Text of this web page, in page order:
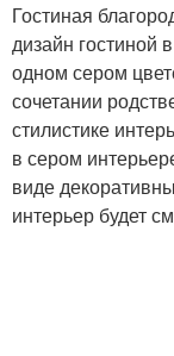
Гостиная
дизайн гостиной
одном сером
сочетании
стилистике
в сером
виде
интерьер будет